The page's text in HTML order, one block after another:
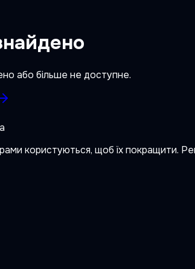
або більше не доступне.
користуються, щоб їх покращити.